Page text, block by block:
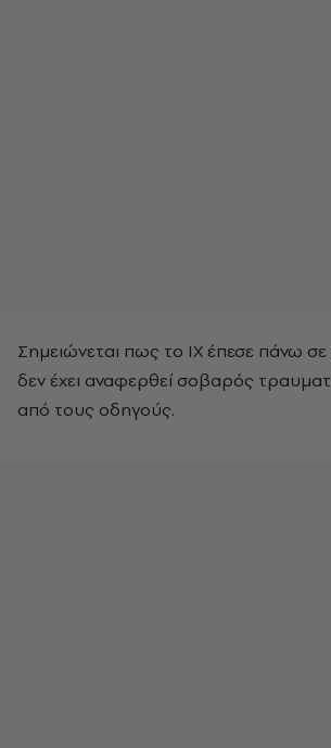
Σημειώνεται πως το ΙΧ έπεσε πάνω
δεν έχει αναφερθεί σοβαρός
από τους οδηγούς.